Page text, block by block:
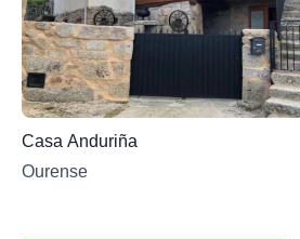
Casa Anduriña
Ourense